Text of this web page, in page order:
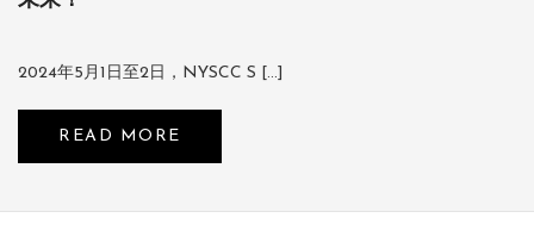
2024年5月1日至2日，NYSCC S […]
READ MORE